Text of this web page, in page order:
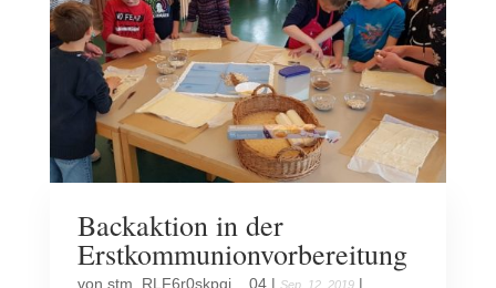
Backaktion in der
Erstkommunionvorbereitung
von stm_RLF6r0skpqi__04| Sep. 12, 2019|